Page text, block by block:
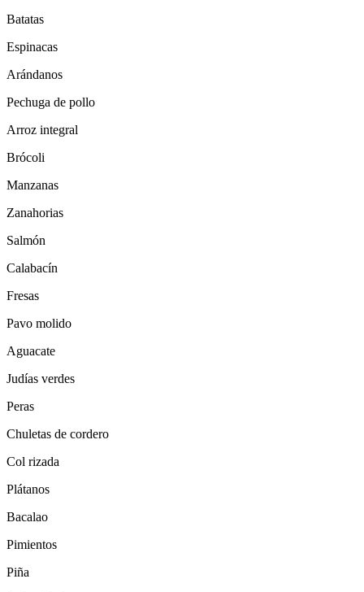
Batatas
Espinacas
Arándanos
Pechuga de pollo
Arroz integral
Brócoli
Manzanas
Zanahorias
Salmón
Calabacín
Fresas
Pavo molido
Aguacate
Judías verdes
Peras
Chuletas de cordero
Col rizada
Plátanos
Bacalao
Pimientos
Piña